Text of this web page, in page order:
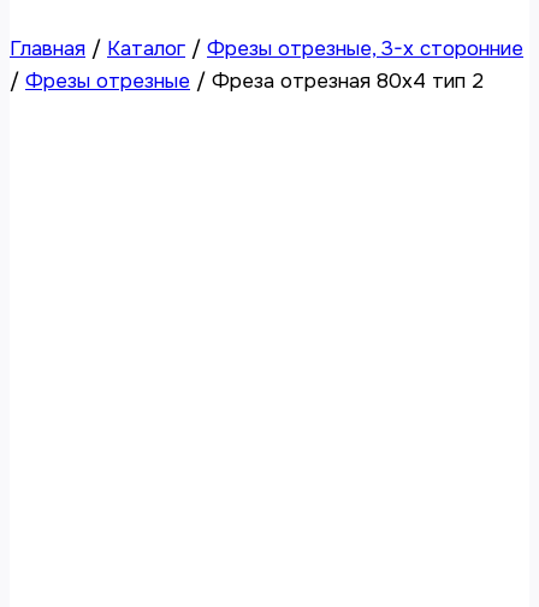
Главная / Каталог / Фрезы отрезные, 3-х сторонние
/ Фрезы отрезные / Фреза отрезная 80х4 тип 2